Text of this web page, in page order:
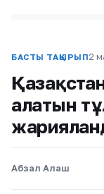
БАСТЫ ТАҚЫРЫП2
алатын
Абзал Алаш